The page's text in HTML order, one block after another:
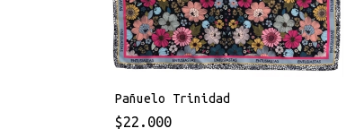
Pañuelo Trinidad
$22.000